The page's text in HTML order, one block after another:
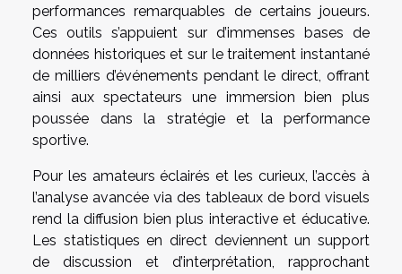
performances remarquables de certains joueurs.
Ces outils s’appuient sur d’immenses bases de
données historiques et sur le traitement instantané
de milliers d’événements pendant le direct, offrant
ainsi aux spectateurs une immersion bien plus
poussée dans la stratégie et la performance
sportive.
Pour les amateurs éclairés et les curieux, l’accès à
l’analyse avancée via des tableaux de bord visuels
rend la diffusion bien plus interactive et éducative.
Les statistiques en direct deviennent un support
de discussion et d’interprétation, rapprochant